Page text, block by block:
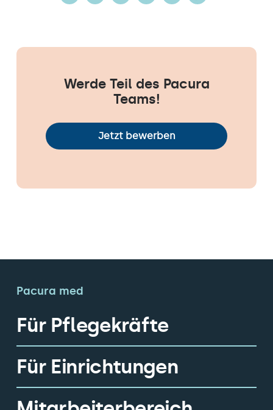
Werde Teil des Pacura
Teams!
Jetzt bewerben
Pacura med
Für Pflegekräfte
Für Einrichtungen